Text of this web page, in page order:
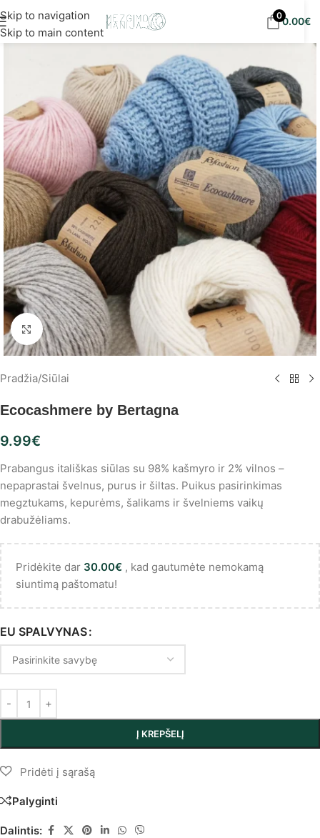
Skip to navigation
Skip to main content
eur!
00.00€
Spustelėkite, norėdami padidinti
Pradžia/Siūlai
Ecocashmere by Bertagna
9.99€
Prabangus itališkas siūlas su 98% kašmyro ir 2% vilnos –
nepaprastai švelnus, purus ir šiltas. Puikus pasirinkimas
megztukams, kepurėms, šalikams ir švelniems vaikų
drabužėliams.
Pridėkite dar 30.00€ , kad gautumėte nemokamą
siuntimą paštomatu!
EU SPALVYNAS
Į KREPŠELĮ
Palyginti
Dalintis: